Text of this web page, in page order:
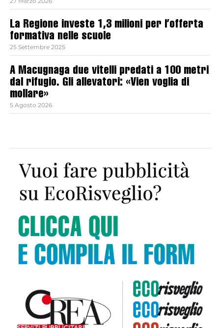
La Regione investe 1,3 milioni per l’offerta
formativa nelle scuole
25 Settembre 2025
A Macugnaga due vitelli predati a 100 metri
dal rifugio. Gli allevatori: «Vien voglia di
mollare»
5 Agosto 2026